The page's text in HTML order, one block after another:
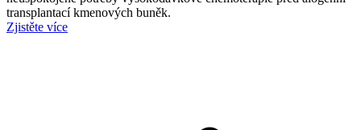
transplantací kmenových buněk.
Zjistěte více